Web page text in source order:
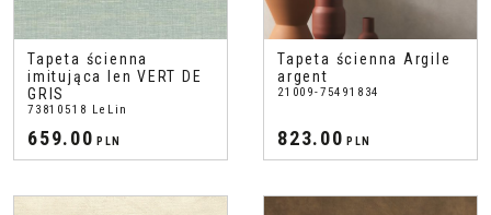
Tapeta ścienna
imitująca len VERT DE
GRIS
73810518 LeLin
659.00 PLN
Tapeta ścienna Argile
argent
21009-75491834
823.00 PLN